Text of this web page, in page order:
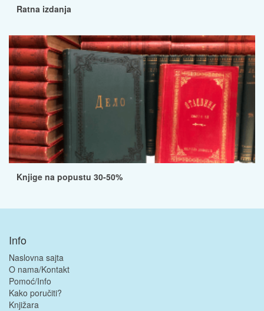
Ratna izdanja
Knjige na popustu 30-50%
Info
Naslovna sajta
O nama/Kontakt
Pomoć/Info
Kako poručiti?
Knjižara